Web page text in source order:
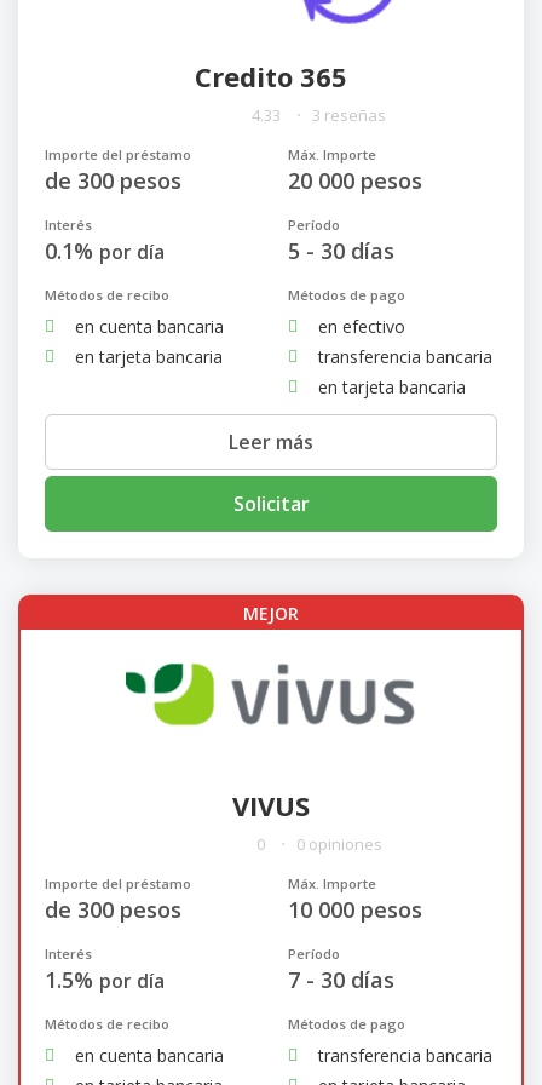
Credito 365
4.33 3 reseñas
Importe del préstamo
de 300 pesos
Máx. Importe
20 000 pesos
Interés
0.1% por día
Período
5 - 30 días
Métodos de recibo
en cuenta bancaria
en tarjeta bancaria
Métodos de pago
en efectivo
transferencia bancaria
en tarjeta bancaria
Leer más
Solicitar
MEJOR
VIVUS
0 0 opiniones
Importe del préstamo
de 300 pesos
Máx. Importe
10 000 pesos
Interés
1.5% por día
Período
7 - 30 días
Métodos de recibo
en cuenta bancaria
Métodos de pago
transferencia bancaria